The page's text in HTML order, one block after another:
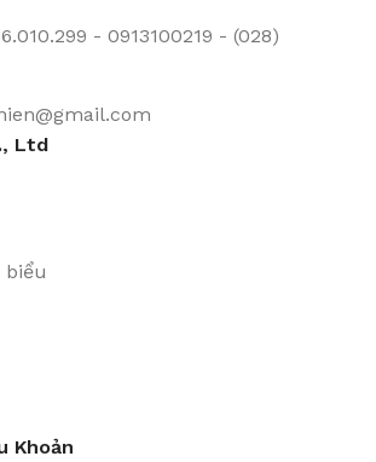
- 0913100219 - (028)
Ltd
Khoản